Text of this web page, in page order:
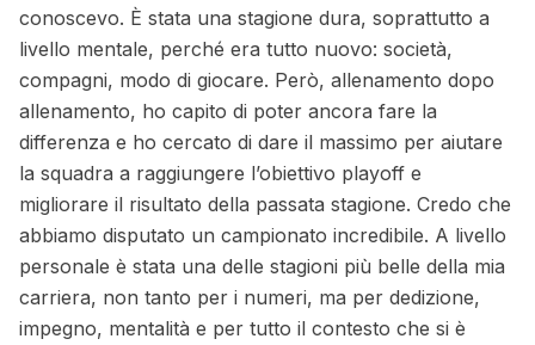
conoscevo. È stata una stagione dura, soprattutto a
livello mentale, perché era tutto nuovo: società,
compagni, modo di giocare. Però, allenamento dopo
allenamento, ho capito di poter ancora fare la
differenza e ho cercato di dare il massimo per aiutare
la squadra a raggiungere l’obiettivo playoff e
migliorare il risultato della passata stagione. Credo che
abbiamo disputato un campionato incredibile. A livello
personale è stata una delle stagioni più belle della mia
carriera, non tanto per i numeri, ma per dedizione,
impegno, mentalità e per tutto il contesto che si è